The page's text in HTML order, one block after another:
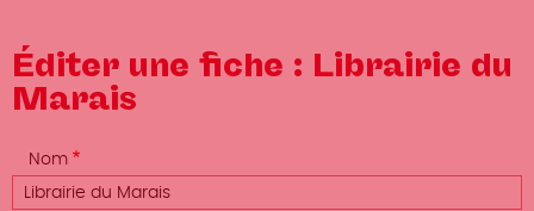
Éditer une fiche : Librairie du
Marais
Nom